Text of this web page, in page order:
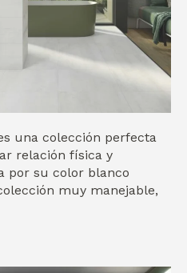
una colección perfecta
relación física y
por su color blanco
muy manejable,